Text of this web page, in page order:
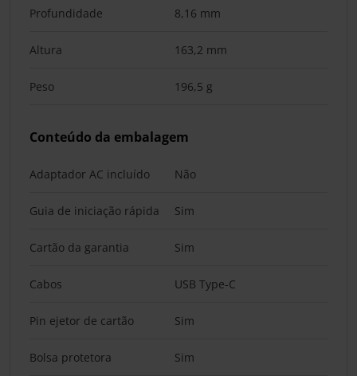
Profundidade 8,16 mm
Altura 163,2 mm
Peso 196,5 g
Conteúdo da embalagem
Adaptador AC incluído Não
Guia de iniciação rápida Sim
Cartão da garantia Sim
Cabos USB Type-C
Pin ejetor de cartão Sim
Bolsa protetora Sim